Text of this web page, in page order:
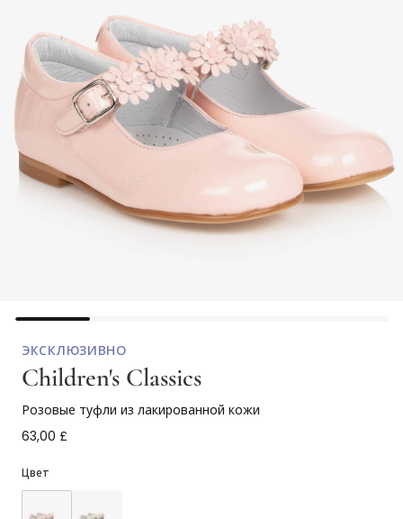
ЭКСКЛЮЗИВНО
Children's Classics
Розовые туфли из лакированной кожи
63,00 £
Цвет